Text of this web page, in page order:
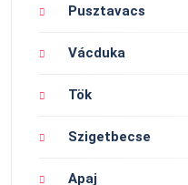
Pusztavacs
Vácduka
Tök
Szigetbecse
Apaj